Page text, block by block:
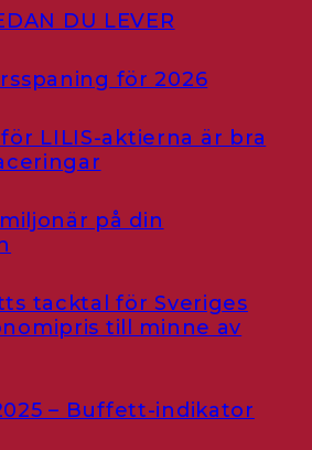
DU LEVER
för 2026
LILIS-aktierna är bra
på din
tacktal för Sveriges
till minne av
– Buffett-indikator